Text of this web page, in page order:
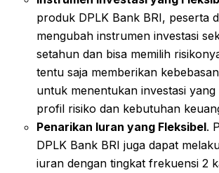
produk DPLK Bank BRI, peserta
mengubah instrumen investasi
setahun dan bisa memilih
tentu saja memberikan
untuk menentukan investasi yang
profil risiko dan kebutuhan
Penarikan Iuran yang Fleksibel.
DPLK Bank BRI juga dapat
iuran dengan tingkat frekuensi 2